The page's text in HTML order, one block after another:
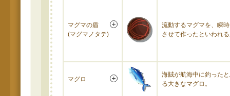
マグマの盾
(マグマノタテ)
流動するマグマを、瞬
させて作ったといわれ
マグロ
海賊が航海中に釣った
る大きなマグロ。